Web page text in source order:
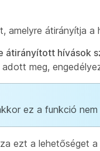
amelyre átirányítja a
átirányított hívások
meg,
ez a funkció nem
ezt a lehetőséget